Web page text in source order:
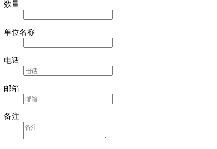
数量
单位名称
电话
邮箱
备注